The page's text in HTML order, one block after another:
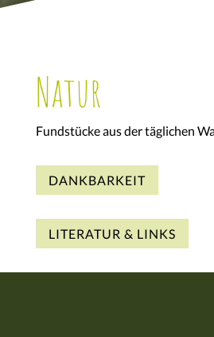
Natur
Fundstücke aus der täglichen
DANKBARKEIT
LITERATUR & LINKS